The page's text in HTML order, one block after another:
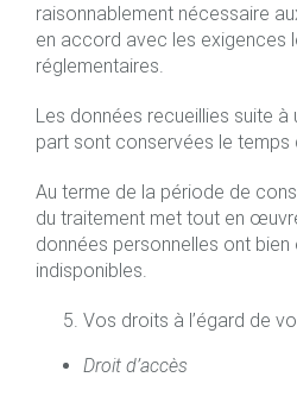
raisonnablement nécessaire
en accord avec les exigences
réglementaires.
Les données recueillies suite
part sont conservées le temps
Au terme de la période de
du traitement met tout en
données personnelles ont bien
indisponibles.
Vos droits à l’égard de
Droit d’accès